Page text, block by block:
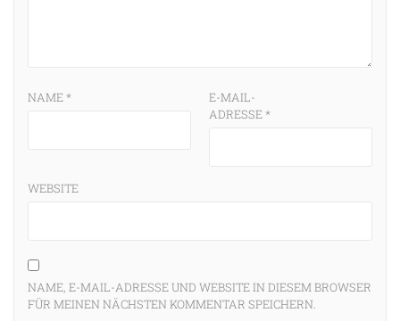
NAME*
E-MAIL-
ADRESSE*
WEBSITE
NAME, E-MAIL-ADRESSE UND WEBSITE IN DIESEM BROWSER
FÜR MEINEN NÄCHSTEN KOMMENTAR SPEICHERN.